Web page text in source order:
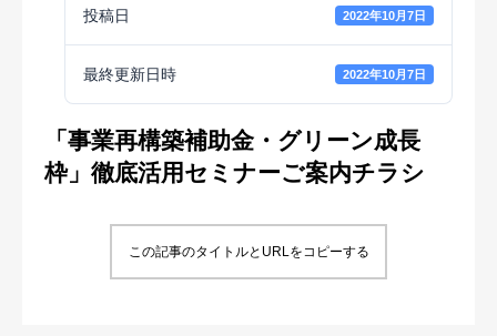
投稿日 2022年10月7日
最終更新日時 2022年10月7日
「事業再構築補助金・グリーン成長
枠」徹底活用セミナーご案内チラシ
この記事のタイトルとURLをコピーする